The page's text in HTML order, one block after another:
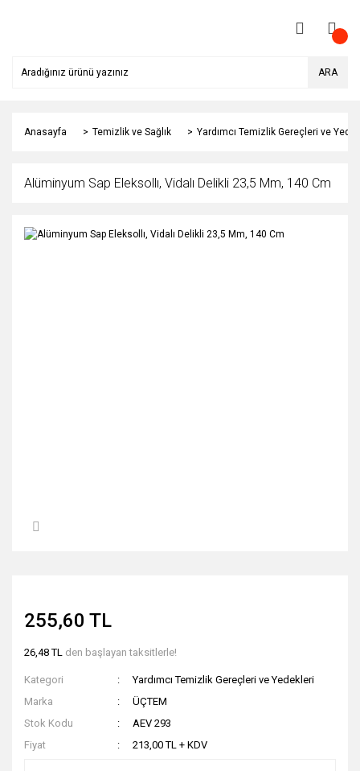
ARA
Anasayfa Temizlik ve Sağlık Yardımcı Temizlik Gereçleri ve
Alüminyum Sap Eleksollı, Vidalı Delikli 23,5 Mm, 140 Cm
255,60 TL
26,48 TL den başlayan taksitlerle!
Kategori
Yardımcı Temizlik Gereçleri ve Yedekleri
Marka
ÜÇTEM
Stok Kodu
AEV 293
Fiyat
213,00 TL + KDV